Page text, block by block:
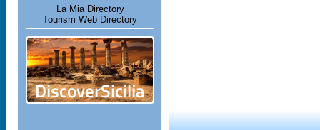
La Mia Directory
Tourism Web Directory